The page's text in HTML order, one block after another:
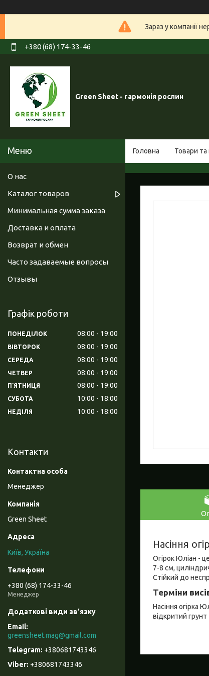
Зараз у компанії
+380 (68) 174-33-46
Green Sheet - гармонія рослин
Головна Товари та
Насіння
Огірок Юліан -
7-8 см,
Стійкий до
Терміни
Насіння огірка
відкритий грунт
О нас
Каталог товаров
Минимальная сумма заказа
Доставка и оплата
Возврат и обмен
Часто задаваемые вопросы
Отзывы
Графік роботи
ПОНЕДІЛОК 08:00 19:00
ВІВТОРОК 08:00 19:00
СЕРЕДА 08:00 19:00
ЧЕТВЕР 08:00 19:00
ПʼЯТНИЦЯ 08:00 19:00
СУБОТА 10:00 18:00
НЕДІЛЯ 10:00 18:00
Контакти
Менеджер
Green Sheet
Київ, Україна
+380 (68) 174-33-46
Менеджер
greensheet.mag@gmail.com
+380681743346
+380681743346